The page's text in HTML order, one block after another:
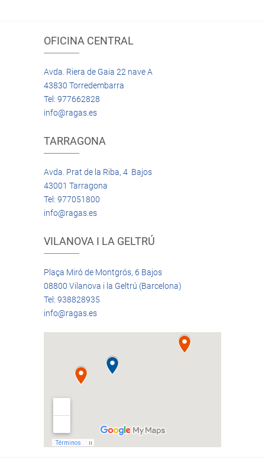
OFICINA CENTRAL
Avda. Riera de Gaia 22 nave A
43830 Torredembarra
Tel: 977662828
info@ragas.es
TARRAGONA
Avda. Prat de la Riba, 4 Bajos
43001 Tarragona
Tel: 977051800
info@ragas.es
VILANOVA I LA GELTRÚ
Plaça Miró de Montgrós, 6 Bajos
08800 Vilanova i la Geltrú (Barcelona)
Tel: 938828935
info@ragas.es